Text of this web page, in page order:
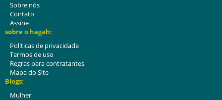
Sobre nós
Contato
Assine
sobre o hagah:
Politicas de privacidade
Termos de uso
Regras para contratantes
Mapa do Site
Blogs:
Mulher